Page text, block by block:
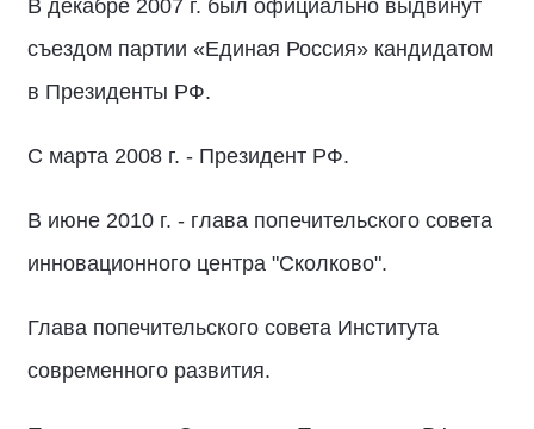
В декабре 2007 г. был официально выдвинут
съездом партии «Единая Россия» кандидатом
в Президенты РФ.
С марта 2008 г. - Президент РФ.
В июне 2010 г. - глава попечительского совета
инновационного центра "Сколково".
Глава попечительского совета Института
современного развития.